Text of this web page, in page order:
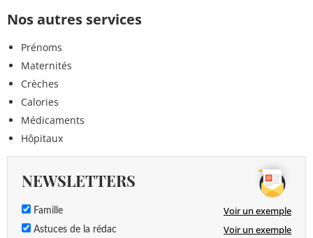
Nos autres services
Prénoms
Maternités
Crèches
Calories
Médicaments
Hôpitaux
NEWSLETTERS
Famille Voir un exemple
Astuces de la rédac Voir un exemple